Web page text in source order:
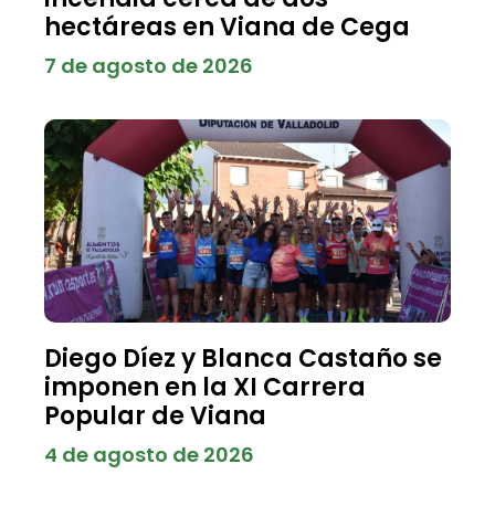
hectáreas en Viana de Cega
7 de agosto de 2026
Diego Díez y Blanca Castaño se
imponen en la XI Carrera
Popular de Viana
4 de agosto de 2026